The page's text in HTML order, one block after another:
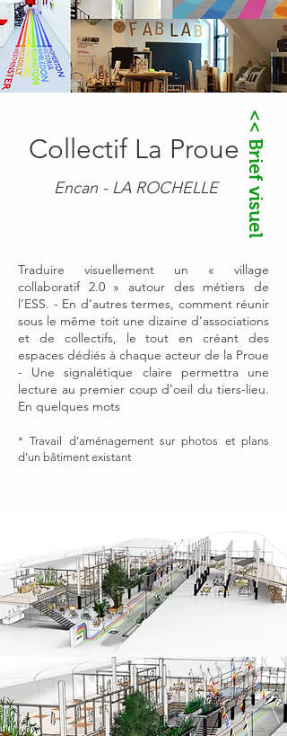
Collectif La Proue << Brief visuel
Encan - LA ROCHELLE
Traduire visuellement un « village
collaboratif 2.0 » autour des métiers de
l’ESS. - En d’autres termes, comment réunir
sous le même toit une dizaine d’associations
et de collectifs, le tout en créant des
espaces dédiés à chaque acteur de la Proue
- Une signalétique claire permettra une
lecture au premier coup d’oeil du tiers-lieu.
En quelques mots
* Travail d’aménagement sur photos et plans
d’un bâtiment existant